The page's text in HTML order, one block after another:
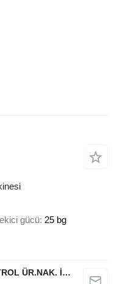
gücü 25 bg
ERDALLAR TARIMSAL MAKİNA PETROL ÜR.NAK. İNŞ. HAYV. SAN. VE TİC. LTD ŞTİ